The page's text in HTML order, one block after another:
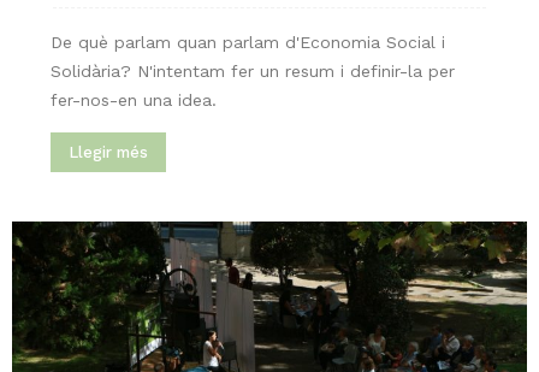
De què parlam quan parlam d'Economia Social i
Solidària? N'intentam fer un resum i definir-la per
fer-nos-en una idea.
Llegir més